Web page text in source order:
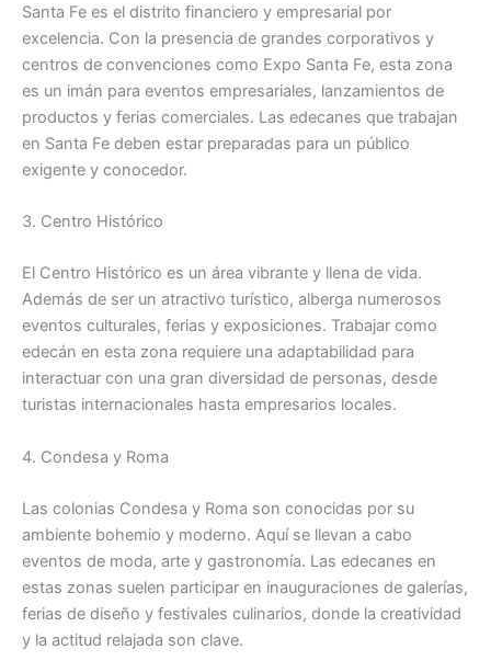
Santa Fe es el distrito financiero y empresarial por
excelencia. Con la presencia de grandes corporativos y
centros de convenciones como Expo Santa Fe, esta zona
es un imán para eventos empresariales, lanzamientos de
productos y ferias comerciales. Las edecanes que trabajan
en Santa Fe deben estar preparadas para un público
exigente y conocedor.
3. Centro Histórico
El Centro Histórico es un área vibrante y llena de vida.
Además de ser un atractivo turístico, alberga numerosos
eventos culturales, ferias y exposiciones. Trabajar como
edecán en esta zona requiere una adaptabilidad para
interactuar con una gran diversidad de personas, desde
turistas internacionales hasta empresarios locales.
4. Condesa y Roma
Las colonias Condesa y Roma son conocidas por su
ambiente bohemio y moderno. Aquí se llevan a cabo
eventos de moda, arte y gastronomía. Las edecanes en
estas zonas suelen participar en inauguraciones de galerías,
ferias de diseño y festivales culinarios, donde la creatividad
y la actitud relajada son clave.